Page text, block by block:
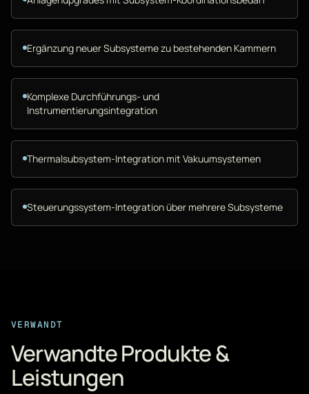
Ergänzung neuer Subsysteme zu bestehenden Kammern
Komplexe Durchführungs- und
Instrumentierungsintegration
Thermalsubsystem-Integration mit Vakuumsystemen
Steuerungssystem-Integration über mehrere Subsysteme
VERWANDT
Verwandte Produkte &
Leistungen